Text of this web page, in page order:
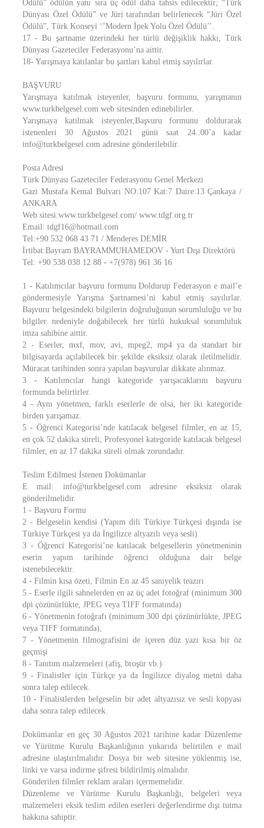
Ödülü” ödülün yanı sıra üç ödül daha tahsis edilecektir; “Türk
Dünyası Özel Ödülü” ve Jüri tarafından belirlenecek “Jüri Özel
Ödülü”, Türk Konseyi ‘’Modern İpek Yolu Özel Ödülü’’.
17 - Bu şartname üzerindeki her türlü değişiklik hakkı, Türk
Dünyası Gazeteciler Federasyonu’na aittir.
18- Yarışmaya katılanlar bu şartları kabul etmiş sayılırlar.
BAŞVURU
Yarışmaya katılmak isteyenler, başvuru formunu, yarışmanın
www.turkbelgesel.com web sitesinden edinebilirler.
Yarışmaya katılmak isteyenler,Başvuru formunu doldurarak
istenenleri 30 Ağustos 2021 günü saat 24..00’a kadar
info@turkbelgesel.com adresine gönderilebilir.
Posta Adresi
Türk Dünyası Gazeteciler Federasyonu Genel Merkezi
Gazi Mustafa Kemal Bulvarı NO:107 Kat:7 Daire:13 Çankaya /
ANKARA
Web sitesi:www.turkbelgesel.com/ www.tdgf.org.tr
Email: tdgf16@hotmail.com
Tel:+90 532 068 43 71 / Menderes DEMİR
İrtibat:Bayram BAYRAMMUHAMEDOV - Yurt Dışı Direktörü
Tel: +90 538 038 12 88 - +7(978) 961 36 16
1 - Katılımcılar başvuru formunu Doldurup Federasyon e mail’e
göndermesiyle Yarışma Şartnamesi’ni kabul etmiş sayılırlar.
Başvuru belgesindeki bilgilerin doğruluğunun sorumluluğu ve bu
bilgiler nedeniyle doğabilecek her türlü hukuksal sorumluluk
imza sahibine aittir.
2 - Eserler, mxf, mov, avi, mpeg2, mp4 ya da standart bir
bilgisayarda açılabilecek bir şekilde eksiksiz olarak iletilmelidir.
Müracat tarihinden sonra yapılan başvurular dikkate alınmaz.
3 - Katılımcılar hangi kategoride yarışacaklarını başvuru
formunda belirtirler.
4 - Aynı yönetmen, farklı eserlerle de olsa, her iki kategoride
birden yarışamaz.
5 - Öğrenci Kategorisi’nde katılacak belgesel filmler, en az 15,
en çok 52 dakika süreli; Profesyonel kategoride katılacak belgesel
filmler, en az 17 dakika süreli olmak zorundadır.
Teslim Edilmesi İstenen Dokümanlar
E mail: info@turkbelgesel.com adresine eksiksiz olarak
gönderilmelidir.
1 - Başvuru Formu
2 - Belgeselin kendisi (Yapım dili Türkiye Türkçesi dışında ise
Türkiye Türkçesi ya da İngilizce altyazılı veya sesli)
3 - Öğrenci Kategorisi’ne katılacak belgesellerin yönetmeninin
eserin yapım tarihinde öğrenci olduğuna dair belge
istenebilecektir.
4 - Filmin kısa özeti, Filmin En az 45 saniyelik teazırı
5 - Eserle ilgili sahnelerden en az üç adet fotoğraf (minimum 300
dpi çözünürlükte, JPEG veya TIFF formatında)
6 - Yönetmenin fotoğrafı (minimum 300 dpi çözünürlükte, JPEG
veya TIFF formatında),
7 - Yönetmenin filmografisini de içeren düz yazı kısa bir öz
geçmişi
8 - Tanıtım malzemeleri (afiş, broşür vb.)
9 - Finalistler için Türkçe ya da İngilizce diyalog metni daha
sonra talep edilecek.
10 - Finalistlerden belgeselin bir adet altyazısız ve sesli kopyası
daha sonra talep edilecek.
Dokümanlar en geç 30 Ağustos 2021 tarihine kadar Düzenleme
ve Yürütme Kurulu Başkanlığının yukarıda belirtilen e mail
adresine ulaştırılmalıdır. Dosya bir web sitesine yüklenmiş ise,
linki ve varsa indirme şifresi bildirilmiş olmalıdır.
Gönderilen filmler reklam araları içermemelidir.
Düzenleme ve Yürütme Kurulu Başkanlığı, belgeleri veya
malzemeleri eksik teslim edilen eserleri değerlendirme dışı tutma
hakkına sahiptir.